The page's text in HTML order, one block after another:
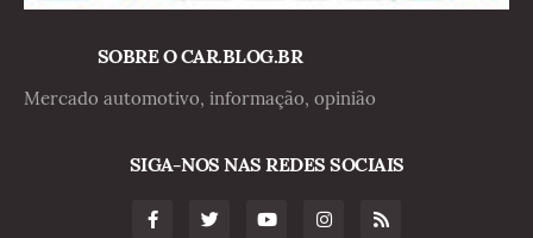
SOBRE O CAR.BLOG.BR
Mercado automotivo, informação, opinião
SIGA-NOS NAS REDES SOCIAIS